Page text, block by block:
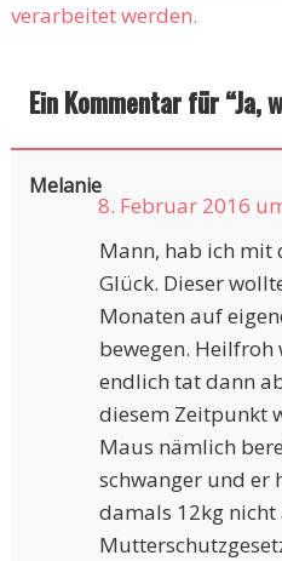
verarbeitet werden.
Ein Kommentar für “Ja,
Melanie
8. Februar 2016
Mann, hab ich mit
Glück. Dieser
Monaten auf
bewegen. Heilfroh
endlich tat dann
diesem Zeitpunkt
Maus nämlich
schwanger und er
damals 12kg nicht